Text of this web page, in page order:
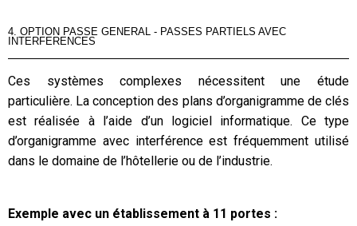
4. OPTION PASSE GENERAL - PASSES PARTIELS AVEC
INTERFERENCES
Ces systèmes complexes nécessitent une étude
particulière. La conception des plans d’organigramme de clés
est réalisée à l’aide d’un logiciel informatique. Ce type
d’organigramme avec interférence est fréquemment utilisé
dans le domaine de l’hôtellerie ou de l’industrie.
Exemple avec un établissement à 11 portes :